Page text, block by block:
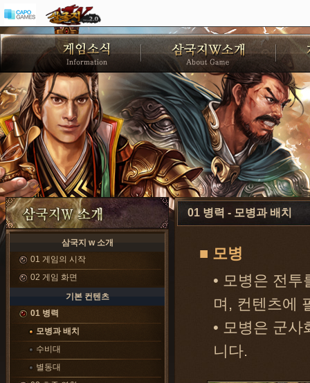
삼국지 w 소개
01 게임의 시작
02 게임 화면
기본 컨텐츠
01 병력
모병과 배치
수비대
별동대
01 병력 - 모병과 배치
■ 모병
• 모병은 전
며, 컨텐츠에
• 모병은 군
니다.